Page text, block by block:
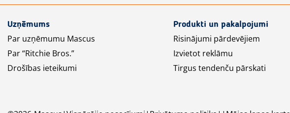
Uzņēmums
Par uzņēmumu Mascus
Par “Ritchie Bros.”
Drošības ieteikumi
Produkti un pakalpojumi
Risinājumi pārdevējiem
Izvietot reklāmu
Tirgus tendenču pārskati